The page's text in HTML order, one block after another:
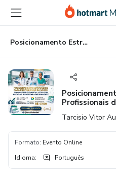
para
conteúdo
principal
para
pagamento
para
rodapé
Posicionamento Estratégico para Profissionais da Saúde: Como gerar demanda, lotar sua agenda e aumentar o faturamento
Profissionais
faturamento
Tarcisio Vitor
Formato: Evento Online
Idioma: Português